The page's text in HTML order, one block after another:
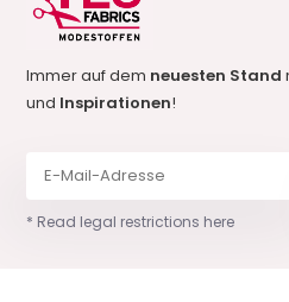
Immer auf dem neuesten Stand
und Inspirationen!
* Read legal restrictions here